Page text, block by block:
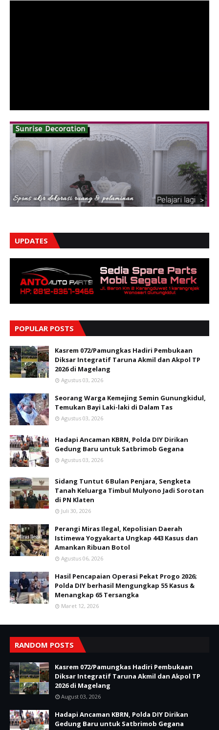
UPDATES
POPULAR POSTS
Kasrem 072/Pamungkas Hadiri Pembukaan
Diksar Integratif Taruna Akmil dan Akpol TP
2026 di Magelang
Agustus 03, 2026
Seorang Warga Kemejing Semin Gunungkidul,
Temukan Bayi Laki-laki di Dalam Tas
Agustus 03, 2026
Hadapi Ancaman KBRN, Polda DIY Dirikan
Gedung Baru untuk Satbrimob Gegana
Agustus 03, 2026
Sidang Tuntut 6 Bulan Penjara, Sengketa
Tanah Keluarga Timbul Mulyono Jadi Sorotan
di PN Klaten
Juli 30, 2026
Perangi Miras Ilegal, Kepolisian Daerah
Istimewa Yogyakarta Ungkap 443 Kasus dan
Amankan Ribuan Botol
Agustus 06, 2026
Hasil Pencapaian Operasi Pekat Progo 2026;
Polda DIY berhasil Mengungkap 55 Kasus &
Menangkap 65 Tersangka
Maret 12, 2026
RANDOM POSTS
Kasrem 072/Pamungkas Hadiri Pembukaan
Diksar Integratif Taruna Akmil dan Akpol TP
2026 di Magelang
August 03, 2026
Hadapi Ancaman KBRN, Polda DIY Dirikan
Gedung Baru untuk Satbrimob Gegana